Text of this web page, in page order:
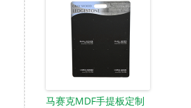
马赛克MDF手提板定制